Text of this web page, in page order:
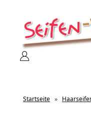
Startseite »